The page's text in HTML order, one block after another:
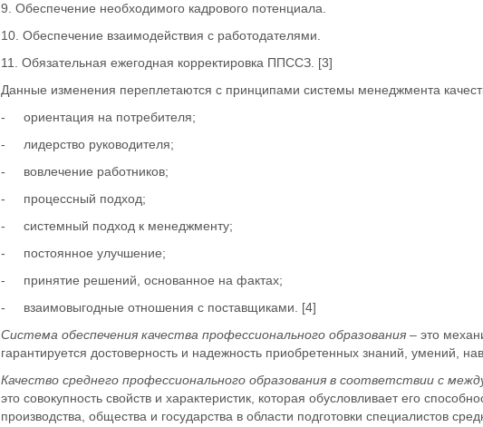
9. Обеспечение необходимого кадрового потенциала.
10. Обеспечение взаимодействия с работодателями.
11. Обязательная ежегодная корректировка ППССЗ. [3]
Данные изменения переплетаются с принципами системы менеджмента
- ориентация на потребителя;
- лидерство руководителя;
- вовлечение работников;
- процессный подход;
- системный подход к менеджменту;
- постоянное улучшение;
- принятие решений, основанное на фактах;
- взаимовыгодные отношения с поставщиками. [4]
Система обеспечения качества профессионального образования– это
гарантируется достоверность и надежность приобретенных знаний, умений,
Качество среднего профессионального образования в соответствии с
это совокупность свойств и характеристик, которая обусловливает его
производства, общества и государства в области подготовки специалистов